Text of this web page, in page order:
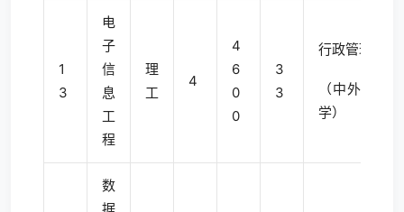
1
3
电
子
信
息
工
程
理
工
4
4
6
0
0
3
3
行政管理
（中外合作办
学）
数